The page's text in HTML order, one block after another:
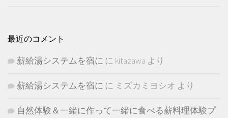
最近のコメント
薪給湯システムを宿に に kitazawa より
薪給湯システムを宿に に ミズカミヨシオ より
自然体験＆一緒に作って一緒に食べる薪料理体験プ